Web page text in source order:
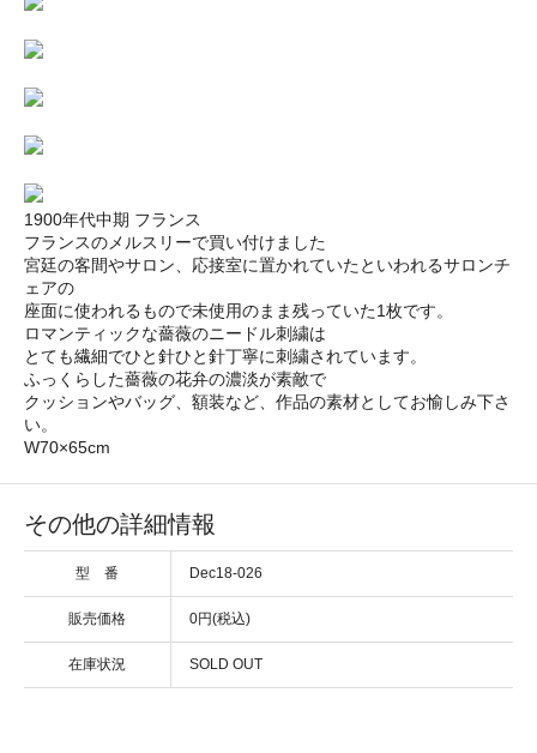
1900年代中期 フランス
フランスのメルスリーで買い付けました
宮廷の客間やサロン、応接室に置かれていたといわれるサロンチ
ェアの
座面に使われるもので未使用のまま残っていた1枚です。
ロマンティックな薔薇のニードル刺繍は
とても繊細でひと針ひと針丁寧に刺繍されています。
ふっくらした薔薇の花弁の濃淡が素敵で
クッションやバッグ、額装など、作品の素材としてお愉しみ下さ
い。
W70×65cm
その他の詳細情報
型 番 Dec18-026
販売価格 0円(税込)
在庫状況 SOLD OUT